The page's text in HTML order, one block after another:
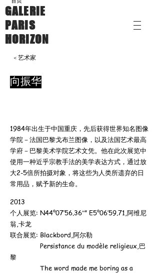
GALERIE
PARIS
HORIZON
< 艺术家
向振华
1984年出生于中国重庆，先后获得世界知名图像
学院－法国巴黎戈布兰图像，以及法国艺术最高
学府－巴黎美术学院艺术文凭。他在此次展览中
使用一种近乎宗教手法的美学表达方式，通过放
大2-5倍所拍摄对象，将这些为人类所遗弃的日
常用品，赋予新的生命。
2013
个人展览: N44°07’56.36″” E5°06’59.71,阿维尼
翁,卡龙
联合展览: Blackbord,阿尔勒
Persistance du modèle religieux,巴
黎
The word made ​​me boring as a